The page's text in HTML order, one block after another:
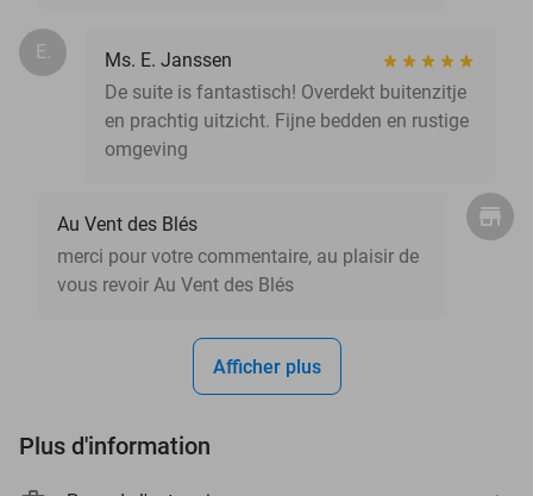
E.
Ms. E. Janssen
De suite is fantastisch! Overdekt buitenzitje
en prachtig uitzicht. Fijne bedden en rustige
omgeving
Au Vent des Blés
merci pour votre commentaire, au plaisir de
vous revoir Au Vent des Blés
Afficher plus
Plus d'information